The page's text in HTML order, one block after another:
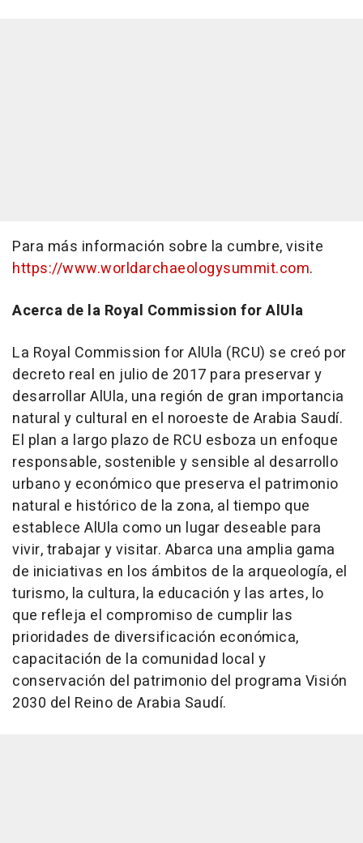
Para más información sobre la cumbre, visite
https://www.worldarchaeologysummit.com.
Acerca de la Royal Commission for AlUla
La Royal Commission for AlUla (RCU) se creó por
decreto real en julio de 2017 para preservar y
desarrollar AlUla, una región de gran importancia
natural y cultural en el noroeste de Arabia Saudí.
El plan a largo plazo de RCU esboza un enfoque
responsable, sostenible y sensible al desarrollo
urbano y económico que preserva el patrimonio
natural e histórico de la zona, al tiempo que
establece AlUla como un lugar deseable para
vivir, trabajar y visitar. Abarca una amplia gama
de iniciativas en los ámbitos de la arqueología, el
turismo, la cultura, la educación y las artes, lo
que refleja el compromiso de cumplir las
prioridades de diversificación económica,
capacitación de la comunidad local y
conservación del patrimonio del programa Visión
2030 del Reino de Arabia Saudí.